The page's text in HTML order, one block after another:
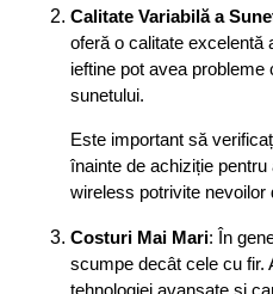
Calitate Variabilă a
oferă o calitate excelentă
ieftine pot avea
sunetului.
Este important să
înainte de achiziție
wireless potrivite nevoilor
Costuri Mai Mari: În
scumpe decât cele cu fir.
tehnologiei avansate și